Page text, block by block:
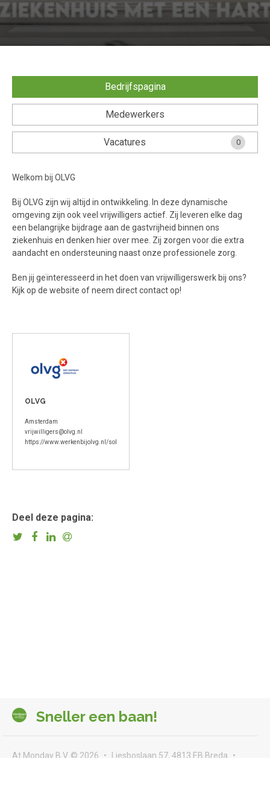
Bedrijfspagina
Medewerkers
Vacatures 0
Welkom bij OLVG
Bij OLVG zijn wij altijd in ontwikkeling. In deze dynamische
omgeving zijn ook veel vrijwilligers actief. Zij leveren elke dag
een belangrijke bijdrage aan de gastvrijheid binnen ons
ziekenhuis en denken hier over mee. Zij zorgen voor die extra
aandacht en ondersteuning naast onze professionele zorg.
Ben jij geïnteresseerd in het doen van vrijwilligerswerk bij ons?
Kijk op de website of neem direct contact op!
OLVG
Amsterdam
vrijwilligers@olvg.nl
https://www.werkenbijolvg.nl/solliciteren/vrijwilligerswerk.html
Deel deze pagina:
Sneller een baan!
At Monday B.V. © 2026
Liesboslaan 57, 4813 EB Breda